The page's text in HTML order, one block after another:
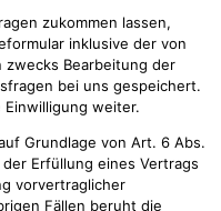
zukommen lassen,
inklusive der von
zwecks Bearbeitung der
bei uns gespeichert.
weiter.
Grundlage von Art. 6 Abs.
Erfüllung eines Vertrags
vorvertraglicher
Fällen beruht die